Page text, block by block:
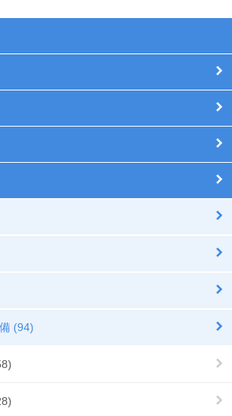
(94)